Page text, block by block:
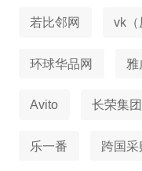
若比邻网 vk（
环球华品网 雅
Avito 长荣集团
乐一番 跨国